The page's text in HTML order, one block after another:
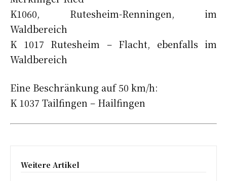
K1060, Rutesheim-Renningen, im
Waldbereich
K 1017 Rutesheim – Flacht, ebenfalls im
Waldbereich
Eine Beschränkung auf 50 km/h:
K 1037 Tailfingen – Hailfingen
Weitere Artikel